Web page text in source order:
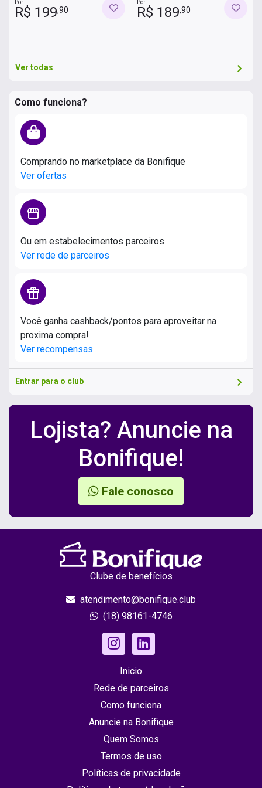
Por:
R$ 199,90
Por:
R$ 189,90
Ver todas chevron_right
Como funciona?
Comprando no marketplace da Bonifique
Ver ofertas
storefront
Ou em estabelecimentos parceiros
Ver rede de parceiros
featured_seasonal_and_gifts
Você ganha cashback/pontos para aproveitar na
proxima compra!
Ver recompensas
Entrar para o club chevron_right
Lojista? Anuncie na
Bonifique!
Fale conosco
Clube de benefícios
atendimento@bonifique.club
(18) 98161-4746
Inicio
Rede de parceiros
Como funciona
Anuncie na Bonifique
Quem Somos
Termos de uso
Políticas de privacidade